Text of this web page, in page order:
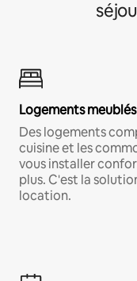
Logements meublés
Des logements
cuisine et les
vous installer
plus. C'est la
location.